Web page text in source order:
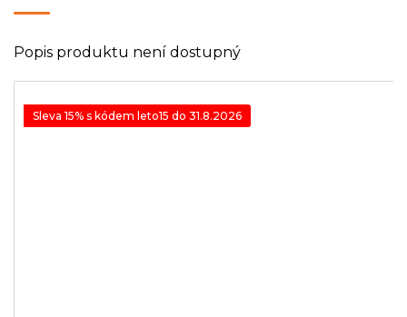
Popis produktu není dostupný
Sleva 15% s kódem leto15 do 31.8.2026